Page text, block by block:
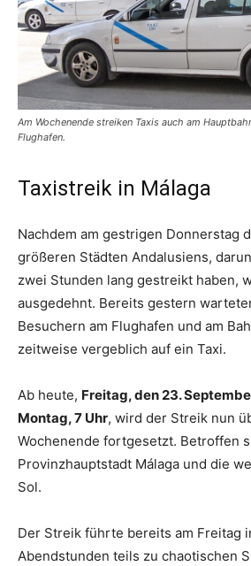
Am Wochenende streiken Taxis auch am
Flughafen.
Taxistreik in Málaga
Nachdem am gestrigen Donnerstag
größeren Städten Andalusiens,
zwei Stunden lang gestreikt haben,
ausgedehnt. Bereits gestern
Besuchern am Flughafen und am
zeitweise vergeblich auf ein Taxi.
Ab heute, Freitag, den 23.
Montag, 7 Uhr, wird der Streik nun
Wochenende fortgesetzt. Betroffen
Provinzhauptstadt Málaga und die
Sol.
Der Streik führte bereits am Freitag
Abendstunden teils zu chaotischen